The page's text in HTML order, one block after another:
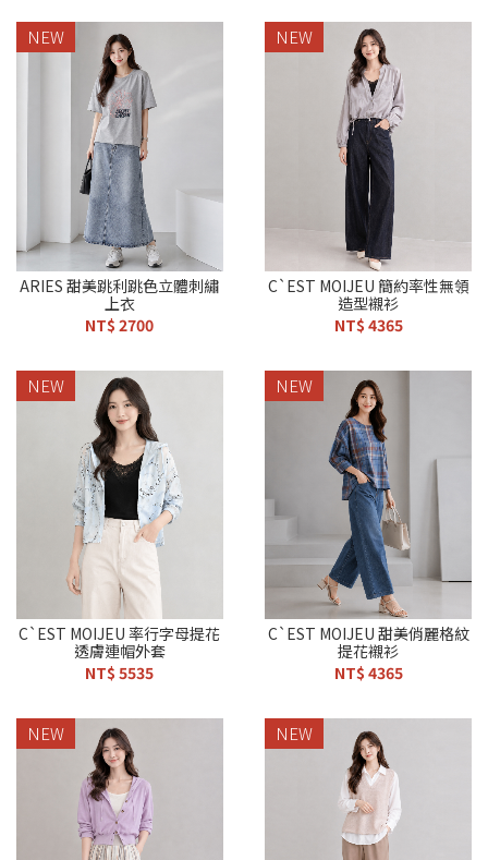
NEW
ARIES 甜美跳利跳色立體刺繡
上衣
NT$ 2700
NEW
C`EST MOIJEU 簡約率性無領
造型襯衫
NT$ 4365
NEW
C`EST MOIJEU 率行字母提花
透膚連帽外套
NT$ 5535
NEW
C`EST MOIJEU 甜美俏麗格紋
提花襯衫
NT$ 4365
NEW NEW